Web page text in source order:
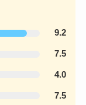
9.2
7.5
4.0
7.5